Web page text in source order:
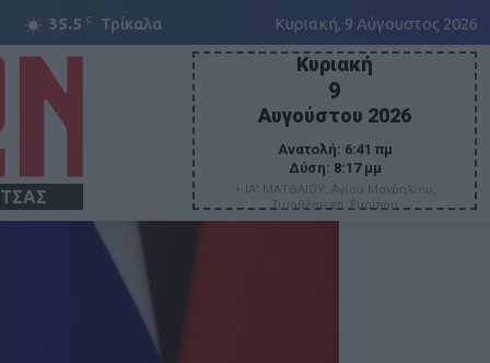
35.5 C Τρίκαλα Κυριακή, 9 Αύγουστος 2026
Κυριακή
9
Αυγούστου 2026
Ανατολή: 6:41 πμ
Δύση: 8:17 μμ
+ ΙΑ' ΜΑΤΘΑΙΟΥ. Αγίου Μανδηλίου,
Τιμοθέου επ. Ευρίπου